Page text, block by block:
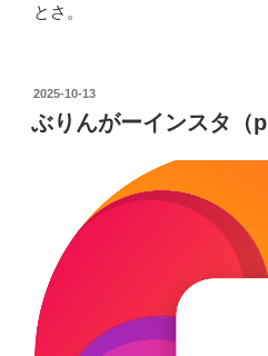
とさ。
投
稿
日:
2025-10-13
ぶりんがーインスタ（